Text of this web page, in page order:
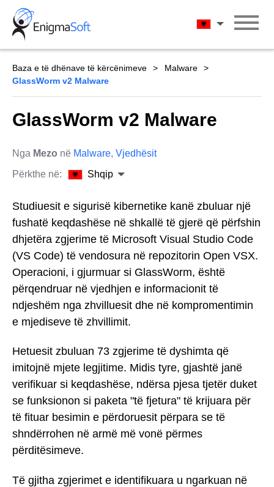
Skip
content
Shqip
Baza e të dhënave të kërcënimeve
Malware
GlassWorm v2 Malware
GlassWorm v2 Malware
Nga Mezo në Malware, Vjedhësit
Përkthe në:
Shqip
Studiuesit e sigurisë kibernetike kanë zbuluar një
fushatë keqdashëse në shkallë të gjerë që përfshin
dhjetëra zgjerime të Microsoft Visual Studio Code
(VS Code) të vendosura në repozitorin Open VSX.
Operacioni, i gjurmuar si GlassWorm, është
përqendruar në vjedhjen e informacionit të
ndjeshëm nga zhvilluesit dhe në kompromentimin
e mjediseve të zhvillimit.
Hetuesit zbuluan 73 zgjerime të dyshimta që
imitojnë mjete legjitime. Midis tyre, gjashtë janë
verifikuar si keqdashëse, ndërsa pjesa tjetër duket
se funksionon si paketa "të fjetura" të krijuara për
të fituar besimin e përdoruesit përpara se të
shndërrohen në armë më vonë përmes
përditësimeve.
Të gjitha zgjerimet e identifikuara u ngarkuan në